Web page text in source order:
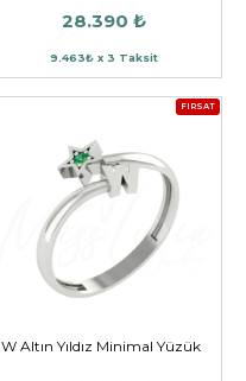
28.390 ₺
9.463₺ x 3 Taksit
FIRSAT
W Altın Yıldız Minimal Yüzük